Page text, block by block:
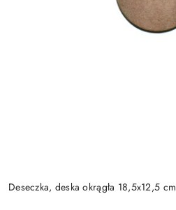
Deseczka, deska okrągła 18,5x12,5 cm